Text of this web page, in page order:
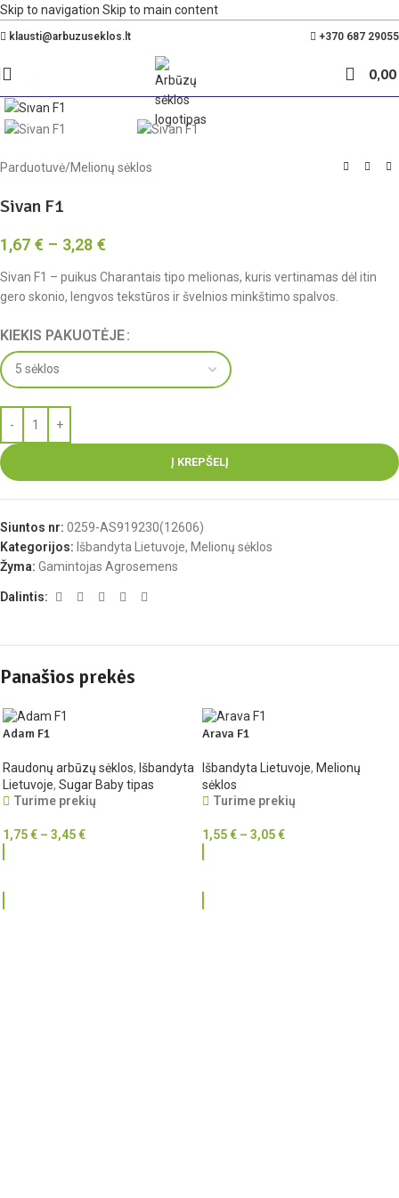
Skip to navigation Skip to main content
klausti@arbuzuseklos.lt +370 687 29055
0,00
Spustelėkite, kad padidintumėte
Parduotuvė/Melionų sėklos
Sivan F1
1,67 € – 3,28 €
Sivan F1 – puikus Charantais tipo melionas, kuris vertinamas dėl itin
gero skonio, lengvos tekstūros ir švelnios minkštimo spalvos.
KIEKIS PAKUOTĖJE
Į KREPŠELĮ
Siuntos nr: 0259-AS919230(12606)
Kategorijos: Išbandyta Lietuvoje, Melionų sėklos
Žyma: Gamintojas Agrosemens
Dalintis:
Panašios prekės
Adam F1
Raudonų arbūzų sėklos, Išbandyta
Lietuvoje, Sugar Baby tipas
Turime prekių
1,75€ – 3,45€
Arava F1
Išbandyta Lietuvoje, Melionų
sėklos
Turime prekių
1,55€ – 3,05€